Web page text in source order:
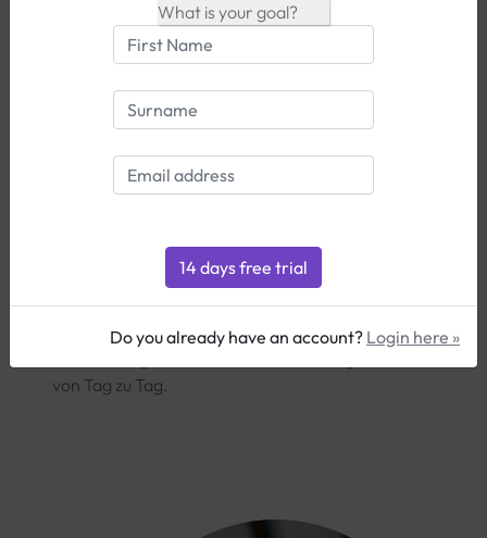
Das 2PEAK Team
Wir von 2PEAK haben eine klare Philosophie: Wir
zeigen Ihnen unter allen Umständen den besten
Weg, um in Topform zu Ihrem Saisonhöhepunkt zu
kommen. Dabei sind Sie der Maßstab. Sie geben
von Tag zu Tag.
Do you already have an account? Login here »